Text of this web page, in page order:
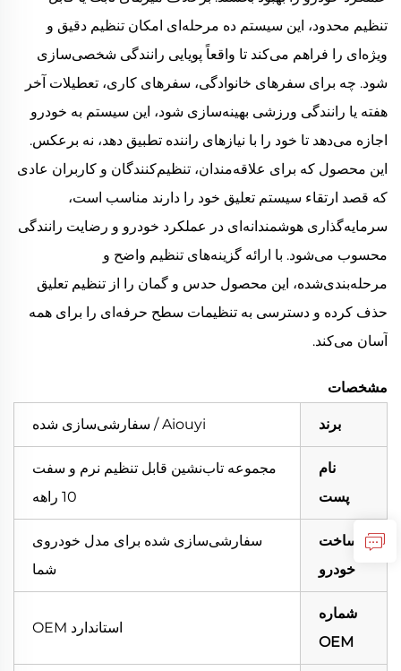
تنظیم محدود، این سیستم ده مرحله‌ای امکان تنظیم دقیق و
ویژه‌ای را فراهم می‌کند تا واقعاً پویایی رانندگی شخصی‌سازی
شود. چه برای سفرهای خانوادگی، سفرهای کاری، تعطیلات آخر
هفته یا رانندگی ورزشی بهینه‌سازی شود، این سیستم به خودرو
اجازه می‌دهد تا خود را با نیازهای راننده تطبیق دهد، نه برعکس.
این محصول که برای علاقه‌مندان، تنظیم‌کنندگان و کاربران عادی
که قصد ارتقاء سیستم تعلیق خود را دارند مناسب است،
سرمایه‌گذاری هوشمندانه‌ای در عملکرد خودرو و رضایت رانندگی
محسوب می‌شود. با ارائه گزینه‌های تنظیم واضح و
مرحله‌بندی‌شده، این محصول حدس و گمان را از تنظیم تعلیق
حذف کرده و دسترسی به تنظیمات سطح حرفه‌ای را برای همه
آسان می‌کند.
مشخصات
برند Aiouyi / سفارشی‌سازی شده
نام
پست
مجموعه تاب‌نشین قابل تنظیم نرم و سفت
10 راهه
ساخت
خودرو
سفارشی‌سازی شده برای مدل خودروی
شما
شماره
OEM
استاندارد OEM